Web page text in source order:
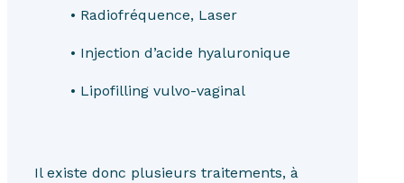
• Radiofréquence, Laser
• Injection d’acide hyaluronique
• Lipofilling vulvo-vaginal
Il existe donc plusieurs traitements, à